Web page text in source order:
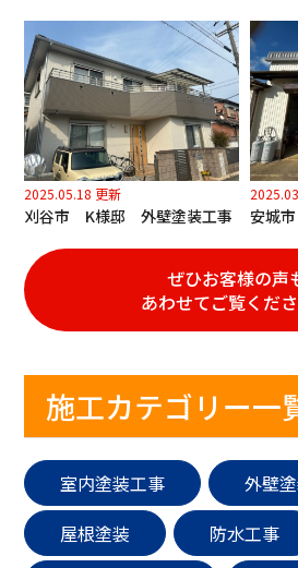
2025.05.18 更新
刈谷市 K様邸 外壁塗装工事
ぜひお客様の声
あわせてご覧くださ
施工カテゴリー一
室内塗装工事
外壁
屋根塗装
防水工事